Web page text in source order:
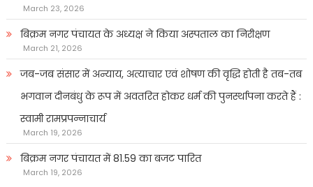
March 23, 2026
बिक्रम नगर पंचायत के अध्यक्ष ने किया अस्पताल का निरीक्षण
March 21, 2026
जब-जब संसार में अन्याय, अत्याचार एवं शोषण की वृद्धि होती है तब-तब
भगवान दीनबंधु के रूप में अवतरित होकर धर्म की पुनर्स्थापना करते हैं :
स्वामी रामप्रपन्नाचार्य
March 19, 2026
बिक्रम नगर पंचायत में 81.59 का बजट पारित
March 19, 2026